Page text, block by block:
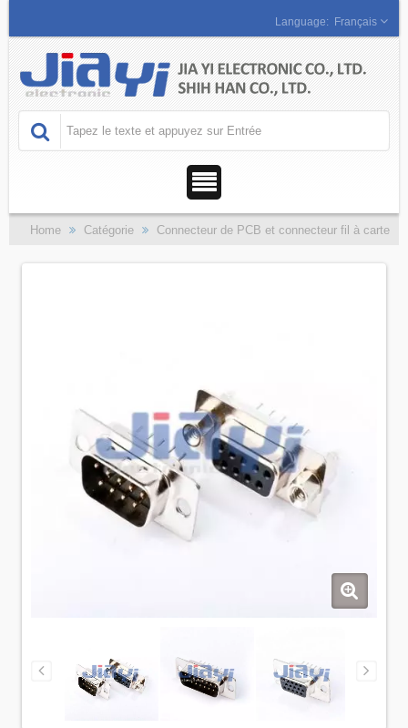
Français
Home Catégorie Connecteur de PCB et connecteur fil à carte